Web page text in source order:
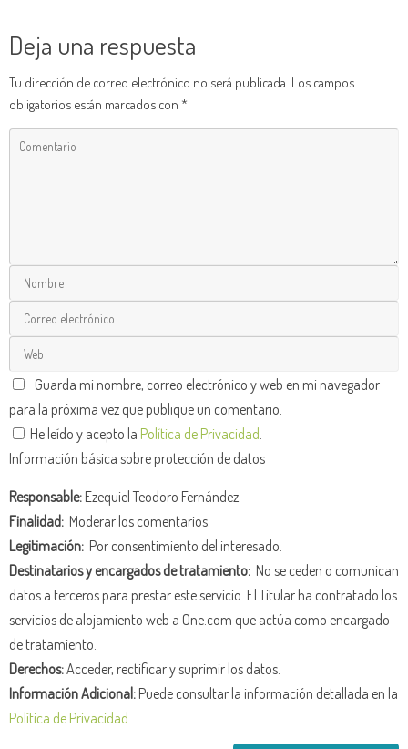
Deja una respuesta
Tu dirección de correo electrónico no será publicada. Los campos
obligatorios están marcados con *
Guarda mi nombre, correo electrónico y web en mi navegador
para la próxima vez que publique un comentario.
He leído y acepto la Política de Privacidad
Información básica sobre protección de datos
Responsable:Ezequiel Teodoro Fernández.
Finalidad: Moderar los comentarios.
Legitimación: Por consentimiento del interesado.
Destinatarios y encargados de tratamiento: No se ceden o comunican
datos a terceros para prestar este servicio. El Titular ha contratado los
servicios de alojamiento web a One.com que actúa como encargado
de tratamiento.
Derechos:Acceder, rectificar y suprimir los datos.
Información Adicional:Puede consultar la información detallada en la
Política de Privacidad